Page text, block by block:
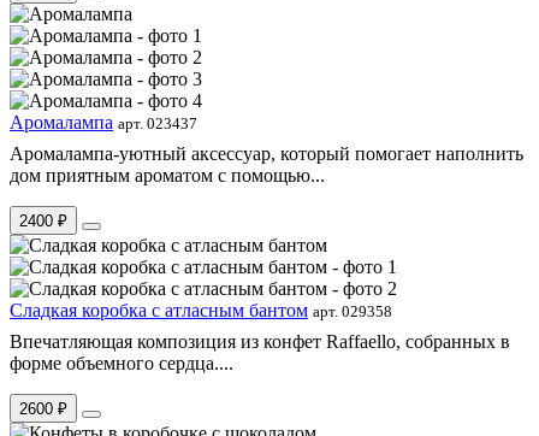
Аромалампа арт. 023437
Аромалампа-уютный аксессуар, который помогает наполнить
дом приятным ароматом с помощью...
2400 ₽
Сладкая коробка с атласным бантом арт. 029358
Впечатляющая композиция из конфет Raffaello, собранных в
форме объемного сердца....
2600 ₽